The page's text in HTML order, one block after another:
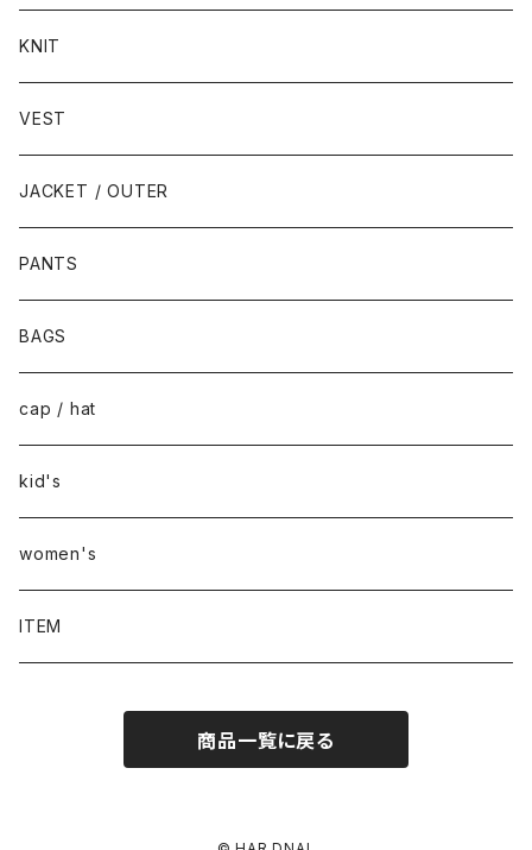
KNIT
VEST
JACKET / OUTER
PANTS
BAGS
cap / hat
kid's
women's
ITEM
商品一覧に戻る